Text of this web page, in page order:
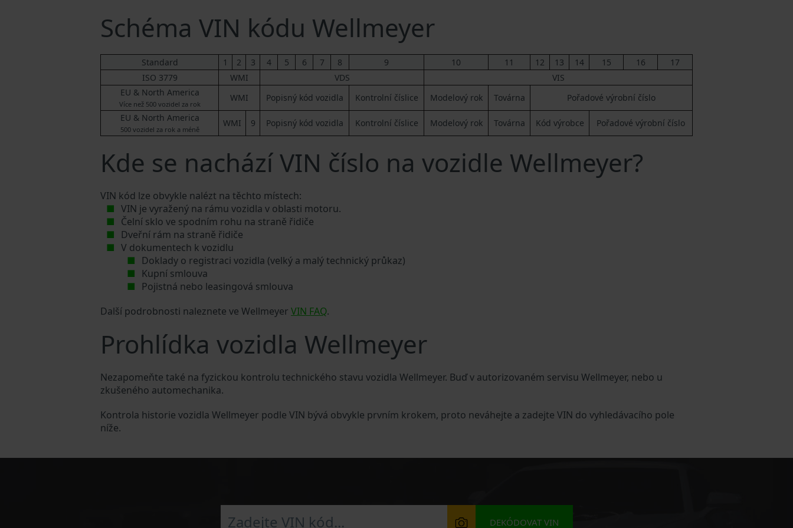
Schéma VIN kódu Wellmeyer
Standard 1 2 3 4 5 6 7 8 9 10 11 12 13 14 15 16
17
ISO 3779
WMI VDS
VIS
EU & North America
Více než 500 vozidel za rok
WMI Popisný kód vozidla Kontrolní číslice Modelový rok Továrna
Pořadové výrobní číslo
EU & North America
500 vozidel za rok a méně
WMI 9 Popisný kód vozidla Kontrolní číslice Modelový rok Továrna Kód výrobce Pořadové výrobní číslo
Kde se nachází VIN číslo na vozidle Wellmeyer?
VIN kód lze obvykle nalézt na těchto místech:
VIN je vyražený na rámu vozidla v oblasti motoru.
Čelní sklo ve spodním rohu na straně řidiče
Dveřní rám na straně řidiče
V dokumentech k vozidlu
Doklady o registraci vozidla (velký a malý technický průkaz)
Kupní smlouva
Pojistná nebo leasingová smlouva
Další podrobnosti naleznete ve Wellmeyer VIN FAQ.
Prohlídka vozidla Wellmeyer
Nezapomeňte také na fyzickou kontrolu technického stavu vozidla Wellmeyer. Buď v autorizovaném servisu Wellmeyer, nebo u
zkušeného automechanika.
Kontrola historie vozidla Wellmeyer podle VIN bývá obvykle prvním krokem, proto neváhejte a zadejte VIN do vyhledávacího pole
níže.
DEKÓDOVAT VIN